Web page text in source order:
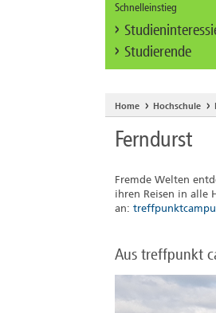
Schnelleinstieg
Studierende
Home Hochschule
Ferndurst
Fremde Welten
ihren Reisen in alle
an:
Aus treffpunkt